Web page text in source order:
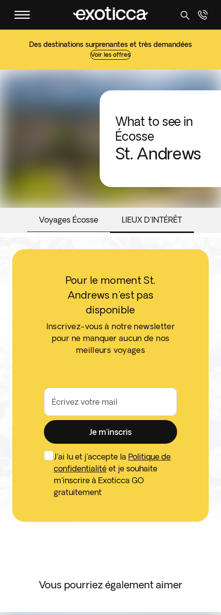
Des destinations surprenantes et très demandées
Voir les offres
What to see in
Écosse
St. Andrews
Voyages Écosse LIEUX D'INTÉRÊT
Pour le moment St.
Andrews n'est pas
disponible
Inscrivez-vous à notre newsletter
pour ne manquer aucun de nos
meilleurs voyages
Écrivez votre mail
Je m'inscris
J'ai lu et j'accepte la Politique de
confidentialité et je souhaite
m'inscrire à Exoticca GO
gratuitement
Vous pourriez également aimer